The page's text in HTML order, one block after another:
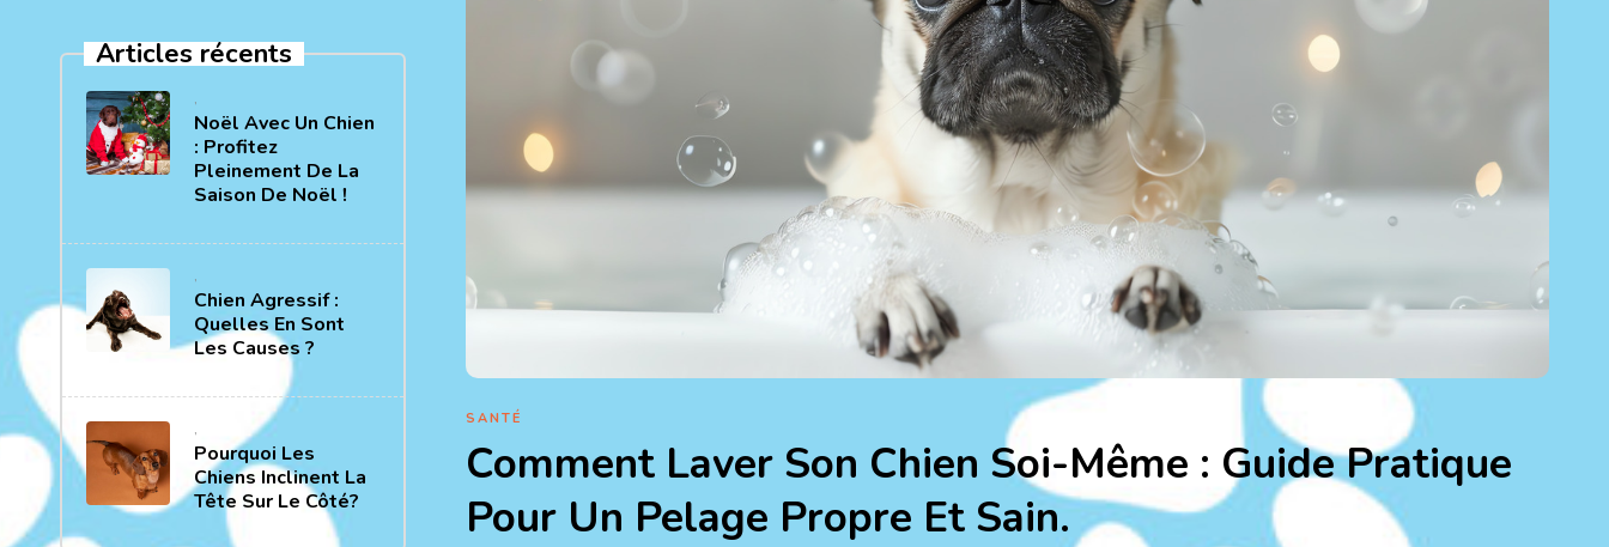
Articles récents
,
Noël Avec Un Chien
: Profitez
Pleinement De La
Saison De Noël !
,
Chien Agressif :
Quelles En Sont
Les Causes ?
,
Pourquoi Les
Chiens Inclinent La
Tête Sur Le Côté?
SANTÉ
Comment Laver Son Chien Soi-Même : Guide Pratique
Pour Un Pelage Propre Et Sain.